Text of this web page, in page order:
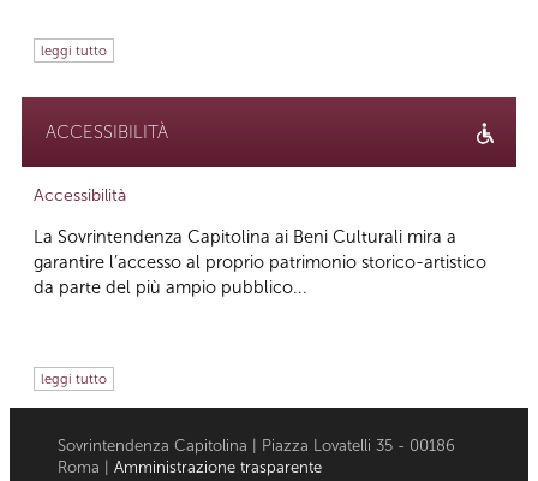
leggi tutto
ACCESSIBILITÀ
Accessibilità
La Sovrintendenza Capitolina ai Beni Culturali mira a
garantire l’accesso al proprio patrimonio storico-artistico
da parte del più ampio pubblico...
leggi tutto
Sovrintendenza Capitolina | Piazza Lovatelli 35 - 00186
Roma | Amministrazione trasparente